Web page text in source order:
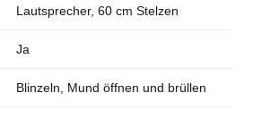
Lautsprecher, 60 cm Stelzen
Ja
Blinzeln, Mund öffnen und brüllen